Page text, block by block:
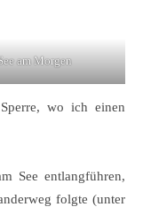
am Morgen
wo ich einen
See entlangführen,
folgte (unter